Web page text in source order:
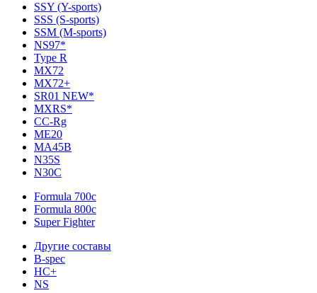
SSY (Y-sports)
SSS (S-sports)
SSM (M-sports)
NS97*
Type R
MX72
MX72+
SR01 NEW*
MXRS*
CC-Rg
ME20
MA45B
N35S
N30C
Formula 700c
Formula 800c
Super Fighter
Другие составы
B-spec
HC+
NS